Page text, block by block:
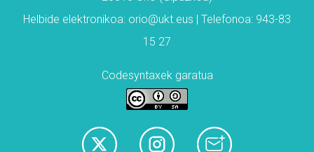
Helbide elektronikoa: orio@ukt.eus | Telefonoa: 943-83
15 27
Codesyntaxek garatua